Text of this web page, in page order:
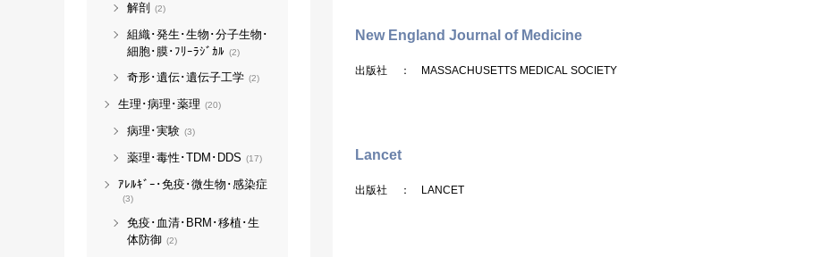
New England Journal of Medicine
出版社 ： MASSACHUSETTS MEDICAL SOCIETY
Lancet
出版社 ： LANCET
解剖 (2)
組織･発生･生物･分子生物･
細胞･膜･ﾌﾘｰﾗｼﾞｶﾙ (2)
奇形･遺伝･遺伝子工学 (2)
生理･病理･薬理 (20)
病理･実験 (3)
薬理･毒性･TDM･DDS (17)
ｱﾚﾙｷﾞｰ･免疫･微生物･感染症
(3)
免疫･血清･BRM･移植･生
体防御 (2)